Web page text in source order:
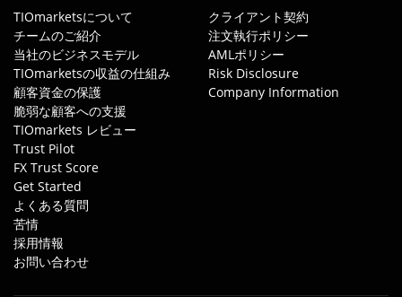
TIOmarketsについて
チームのご紹介
当社のビジネスモデル
TIOmarketsの収益の仕組み
顧客資金の保護
脆弱な顧客への支援
TIOmarkets レビュー
Trust Pilot
FX Trust Score
Get Started
よくある質問
苦情
採用情報
お問い合わせ
クライアント契約
注文執行ポリシー
AMLポリシー
Risk Disclosure
Company Information